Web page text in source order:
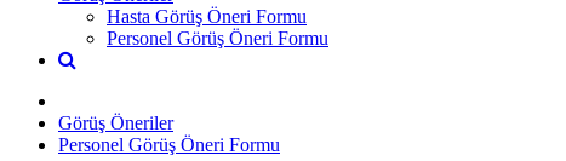
Hasta Görüş Öneri Formu
Personel Görüş Öneri Formu
Görüş Öneriler
Personel Görüş Öneri Formu